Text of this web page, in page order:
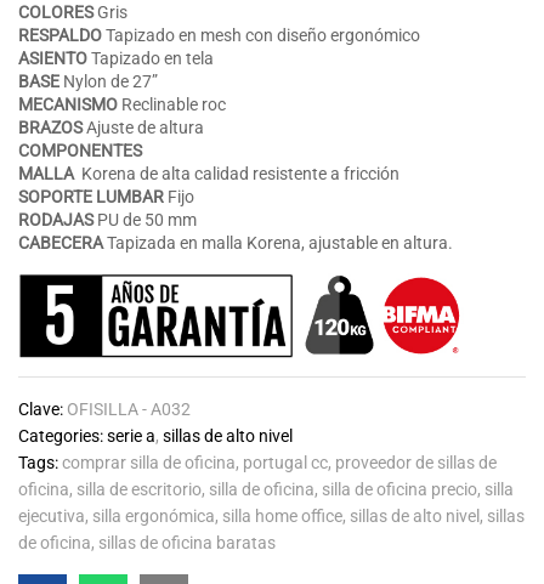
COLORESGris
RESPALDOTapizado en mesh con diseño ergonómico
ASIENTOTapizado en tela
BASE Nylon de 27”
MECANISMO Reclinable roc
BRAZOSAjuste de altura
COMPONENTES
MALLA Korena de alta calidad resistente a fricción
SOPORTE LUMBAR Fijo
RODAJASPU de 50 mm
CABECERATapizada en malla Korena, ajustable en altura.
Clave: OFISILLA - A032
Categories:serie a, sillas de alto nivel
Tags:comprar silla de oficina, portugal cc, proveedor de sillas de
oficina, silla de escritorio, silla de oficina, silla de oficina precio, silla
ejecutiva, silla ergonómica, silla home office, sillas de alto nivel, sillas
de oficina, sillas de oficina baratas